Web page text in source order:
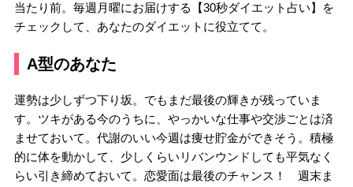
当たり前。毎週月曜にお届けする【30秒ダイエット占い】を
チェックして、あなたのダイエットに役立てて。
A型のあなた
運勢は少しずつ下り坂。でもまだ最後の輝きが残っていま
す。ツキがある今のうちに、やっかいな仕事や交渉ごとは済
ませておいて。代謝のいい今週は痩せ貯金ができそう。積極
的に体を動かして、少しくらいリバンウンドしても平気なく
らい引き締めておいて。恋愛面は最後のチャンス！ 週末ま